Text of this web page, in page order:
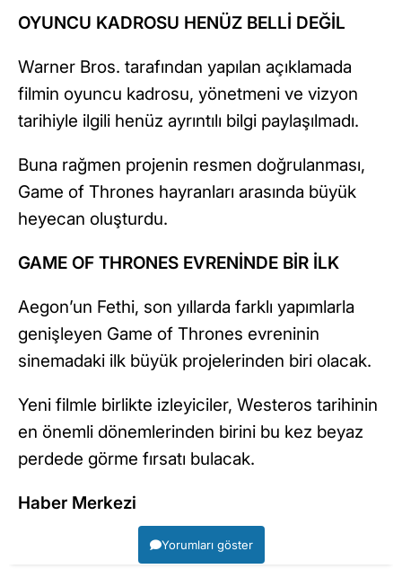
OYUNCU KADROSU HENÜZ BELLİ DEĞİL
Warner Bros. tarafından yapılan açıklamada
filmin oyuncu kadrosu, yönetmeni ve vizyon
tarihiyle ilgili henüz ayrıntılı bilgi paylaşılmadı.
Buna rağmen projenin resmen doğrulanması,
Game of Thrones hayranları arasında büyük
heyecan oluşturdu.
GAME OF THRONES EVRENİNDE BİR İLK
Aegon’un Fethi, son yıllarda farklı yapımlarla
genişleyen Game of Thrones evreninin
sinemadaki ilk büyük projelerinden biri olacak.
Yeni filmle birlikte izleyiciler, Westeros tarihinin
en önemli dönemlerinden birini bu kez beyaz
perdede görme fırsatı bulacak.
Haber Merkezi
Yorumları göster